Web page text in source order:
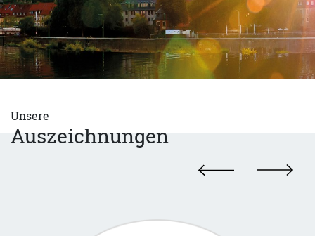
Unsere
Auszeichnungen